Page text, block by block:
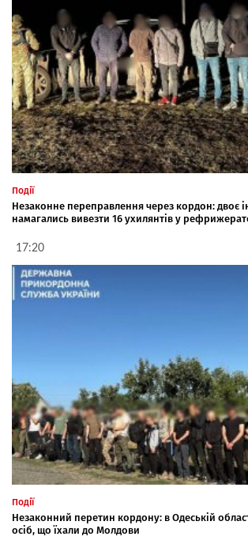
Події
Незаконне переправлення через кордон: двоє
намагались вивезти 16 ухилянтів у
17:20
Події
Незаконний перетин кордону: в Одеській
осіб, що їхали до Молдови